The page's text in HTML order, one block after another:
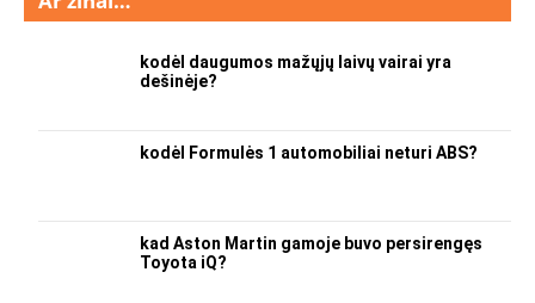
kodėl daugumos mažųjų laivų vairai yra
dešinėje?
kodėl Formulės 1 automobiliai neturi ABS?
kad Aston Martin gamoje buvo persirengęs
Toyota iQ?